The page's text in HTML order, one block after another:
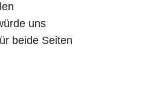
uns
beide Seiten